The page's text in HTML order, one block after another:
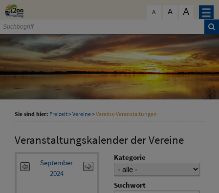
Zum Inhalt
A A A
Sie sind hier: Freizeit>Vereine>Vereins-Veranstaltungen
Veranstaltungskalender der Vereine
September
2024
Kategorie
Suchwort
schließen